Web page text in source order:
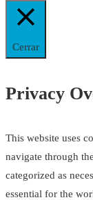
Cerrar
Privacy
This website uses
navigate through
categorized as
essential for the